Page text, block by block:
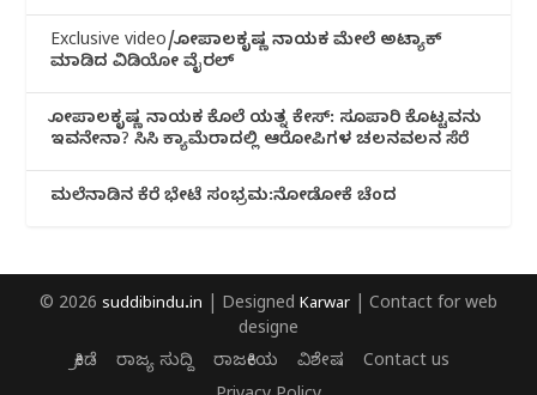
Exclusive video/ಗೋಪಾಲಕೃಷ್ಣ ನಾಯಕ ಮೇಲೆ ಅಟ್ಯಾಕ್
ಮಾಡಿದ ವಿಡಿಯೋ ವೈರಲ್
ಗೋಪಾಲಕೃಷ್ಣ ನಾಯಕ ಕೊಲೆ ಯತ್ನ ಕೇಸ್: ಸೂಪಾರಿ ಕೊಟ್ಟವನು
ಇವನೇನಾ? ಸಿಸಿ ಕ್ಯಾಮೆರಾದಲ್ಲಿ ಆರೋಪಿಗಳ ಚಲನವಲನ ಸೆರೆ
ಮಲೆನಾಡಿ‌ನ ಕೆರೆ ಭೇಟೆ ಸಂಭ್ರಮ:ನೋಡೋಕೆ ಚೆಂದ
© 2026 suddibindu.in | Designed Karwar | Contact for web
designe
ಕ್ರೀಡೆ
ರಾಜ್ಯ ಸುದ್ದಿ ರಾಜಕೀಯ ವಿಶೇಷ
Contact us